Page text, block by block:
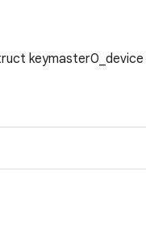
keymaster0_device